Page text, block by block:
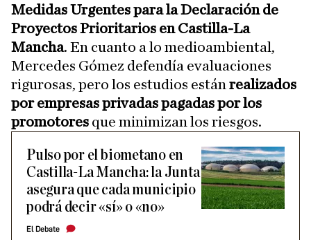
Medidas Urgentes para la Declaración de
Proyectos Prioritarios en Castilla-La
Mancha. En cuanto a lo medioambiental,
Mercedes Gómez defendía evaluaciones
rigurosas, pero los estudios están realizados
por empresas privadas pagadas por los
promotores que minimizan los riesgos.
Pulso por el biometano en
Castilla-La Mancha: la Junta
asegura que cada municipio
podrá decir «sí» o «no»
El Debate